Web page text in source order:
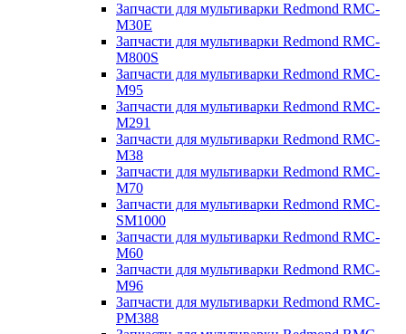
Запчасти для мультиварки Redmond RMC-
M30E
Запчасти для мультиварки Redmond RMC-
M800S
Запчасти для мультиварки Redmond RMC-
M95
Запчасти для мультиварки Redmond RMC-
M291
Запчасти для мультиварки Redmond RMC-
M38
Запчасти для мультиварки Redmond RMC-
M70
Запчасти для мультиварки Redmond RMC-
SM1000
Запчасти для мультиварки Redmond RMC-
M60
Запчасти для мультиварки Redmond RMC-
M96
Запчасти для мультиварки Redmond RMC-
PM388